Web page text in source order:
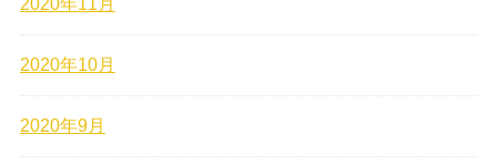
2020年11月
2020年10月
2020年9月